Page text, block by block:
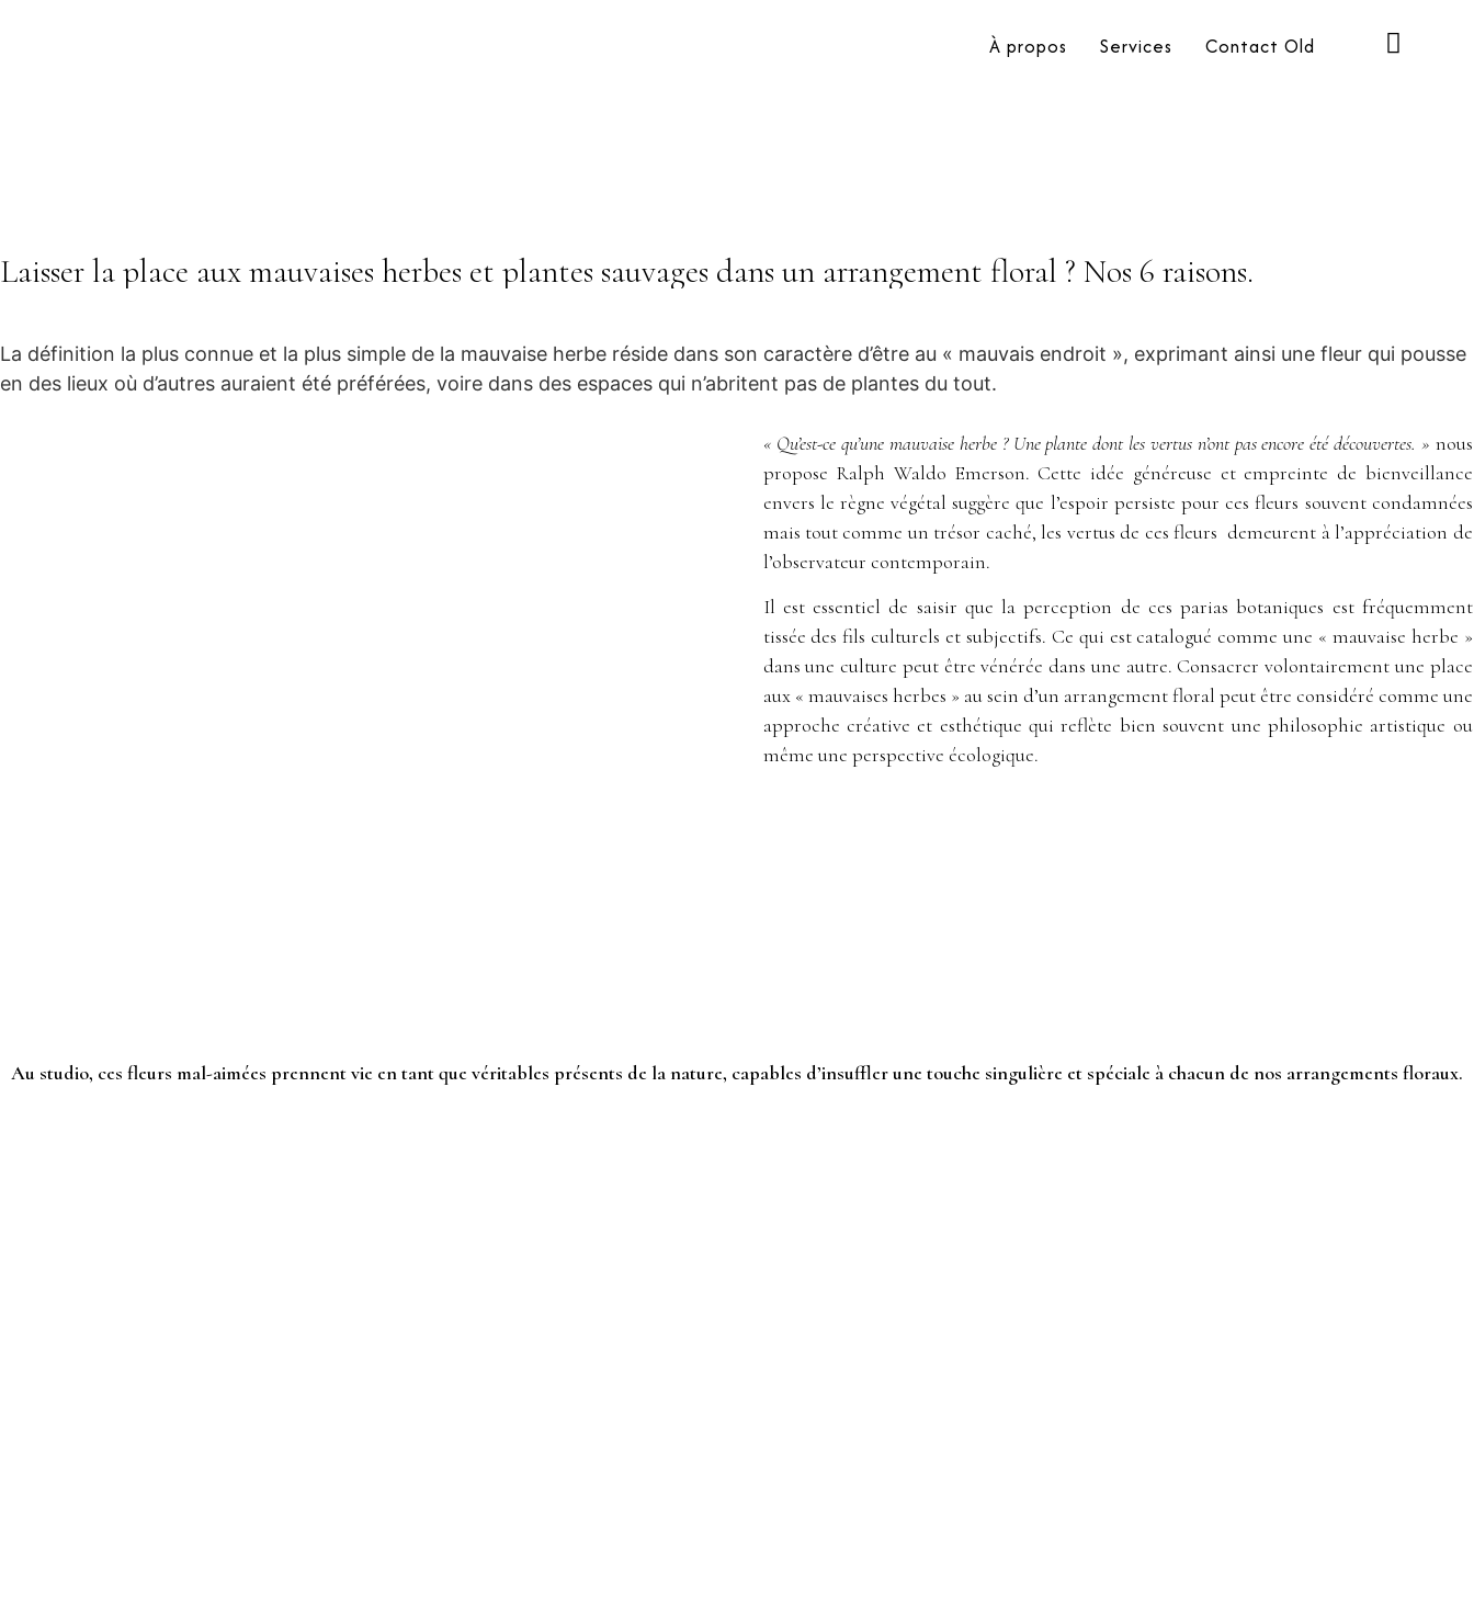
À propos Services Contact Old
Laisser la place aux mauvaises herbes et plantes sauvages dans un arrangement floral ? Nos 6 raisons.
La définition la plus connue et la plus simple de la mauvaise herbe réside dans son caractère d’être au « mauvais endroit », exprimant ainsi une fleur qui pousse
en des lieux où d’autres auraient été préférées, voire dans des espaces qui n’abritent pas de plantes du tout.
« Qu’est-ce qu’une mauvaise herbe ? Une plante dont les vertus n’ont pas encore été découvertes. » nous
propose Ralph Waldo Emerson. Cette idée généreuse et empreinte de bienveillance
envers le règne végétal suggère que l’espoir persiste pour ces fleurs souvent condamnées
mais tout comme un trésor caché, les vertus de ces fleurs demeurent à l’appréciation de
l’observateur contemporain.
Il est essentiel de saisir que la perception de ces parias botaniques est fréquemment
tissée des fils culturels et subjectifs. Ce qui est catalogué comme une « mauvaise herbe »
dans une culture peut être vénérée dans une autre. Consacrer volontairement une place
aux « mauvaises herbes » au sein d’un arrangement floral peut être considéré comme une
approche créative et esthétique qui reflète bien souvent une philosophie artistique ou
même une perspective écologique.
Au studio, ces fleurs mal-aimées prennent vie en tant que véritables présents de la nature, capables d’insuffler une touche singulière et spéciale à chacun de nos arrangements floraux.